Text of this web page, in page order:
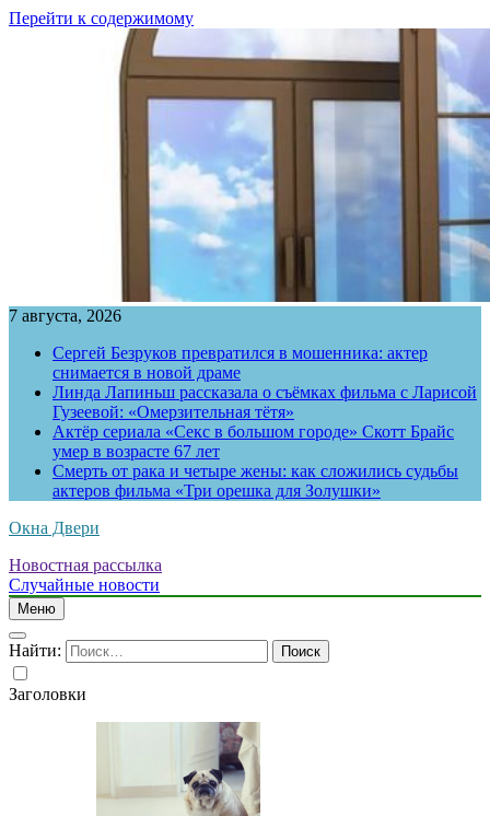
Перейти к содержимому
7 августа, 2026
Сергей Безруков превратился в мошенника: актер
снимается в новой драме
Линда Лапиньш рассказала о съёмках фильма с Ларисой
Гузеевой: «Омерзительная тётя»
Актёр сериала «Секс в большом городе» Скотт Брайс
умер в возрасте 67 лет
Смерть от рака и четыре жены: как сложились судьбы
актеров фильма «Три орешка для Золушки»
Окна Двери
Новостная рассылка
Случайные новости
Меню
Найти:
Заголовки